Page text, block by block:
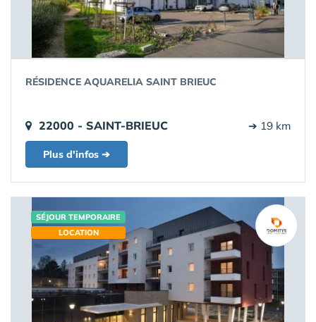
RÉSIDENCE AQUARELIA SAINT BRIEUC
22000 - SAINT-BRIEUC ➔ 19 km
Plus d'infos ➔
SÉJOUR TEMPORAIRE
LOCATION